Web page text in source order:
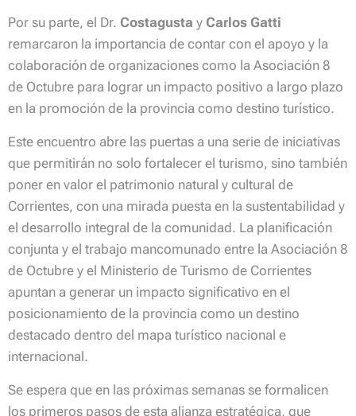
Por su parte, el Dr. Costagusta y Carlos Gatti
remarcaron la importancia de contar con el apoyo y la
colaboración de organizaciones como la Asociación 8
de Octubre para lograr un impacto positivo a largo plazo
en la promoción de la provincia como destino turístico.
Este encuentro abre las puertas a una serie de iniciativas
que permitirán no solo fortalecer el turismo, sino también
poner en valor el patrimonio natural y cultural de
Corrientes, con una mirada puesta en la sustentabilidad y
el desarrollo integral de la comunidad. La planificación
conjunta y el trabajo mancomunado entre la Asociación 8
de Octubre y el Ministerio de Turismo de Corrientes
apuntan a generar un impacto significativo en el
posicionamiento de la provincia como un destino
destacado dentro del mapa turístico nacional e
internacional.
Se espera que en las próximas semanas se formalicen
los primeros pasos de esta alianza estratégica, que